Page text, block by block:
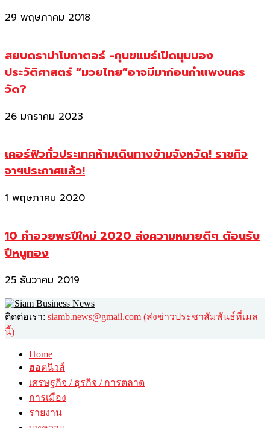
29 พฤษภาคม 2018
สยบดราม่าโบกาตอร์ -กุนขแมร์เปิดมุมมอง
ประวัติศาสตร์ “มวยไทย”อาจมีมาก่อนกำแพงนคร
วัด?
26 มกราคม 2023
เคอร์ฟิวทั่วประเทศห้ามเดินทางข้ามจังหวัด! ราชกิจ
จาฯประกาศแล้ว!
1 พฤษภาคม 2020
10 คำอวยพรปีใหม่ 2020 ส่งความหมายดีๆ ต้อนรับ
ปีหนูทอง
25 ธันวาคม 2019
ติดต่อเรา: siamb.news@gmail.com (ส่งข่าวประชาสัมพันธ์ที่เมล
นี้)
Home
ฮอตนิวส์
เศรษฐกิจ / ธุรกิจ / การตลาด
การเมือง
รายงาน